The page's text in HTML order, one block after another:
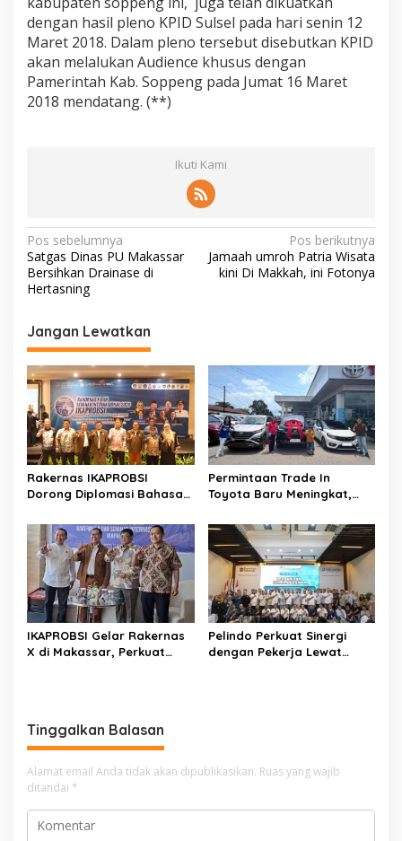
dengan hasil pleno KPID Sulsel pada hari senin 12
Maret 2018. Dalam pleno tersebut disebutkan KPID
akan melalukan Audience khusus dengan
Pamerintah Kab. Soppeng pada Jumat 16 Maret
2018 mendatang. (**)
Ikuti Kami
N
a
v
i
g
a
s
i
p
o
s
Pos sebelumnya
Satgas Dinas PU Makassar
Bersihkan Drainase di
Hertasning
Pos berikutnya
Jamaah umroh Patria Wisata
kini Di Makkah, ini Fotonya
Jangan Lewatkan
Rakernas IKAPROBSI
Dorong Diplomasi Bahasa
Migran
Permintaan Trade In
Toyota Baru Meningkat,
Penjualan 200 Unit pada
Juli 2026
IKAPROBSI Gelar Rakernas
X di Makassar, Perkuat
Pelindo Perkuat Sinergi
dengan Pekerja Lewat
Tinggalkan Balasan
Alamat email Anda tidak akan dipublikasikan. Ruas yang wajib
ditandai *